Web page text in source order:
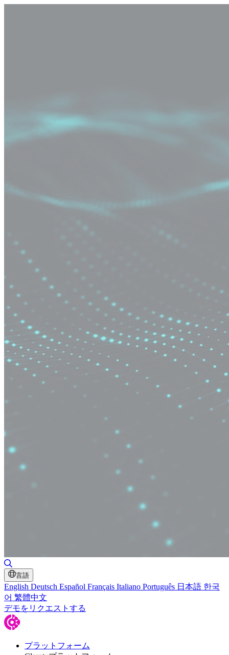
言語
English Deutsch Español Français Italiano Português 日本語 한국
어 繁體中文
デモをリクエストする
プラットフォーム